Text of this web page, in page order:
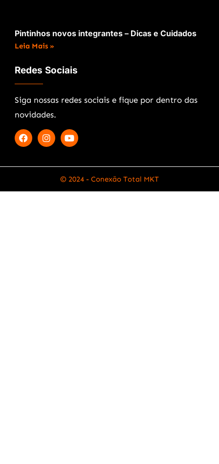
Pintinhos novos integrantes – Dicas e Cuidados
Leia Mais »
Redes Sociais
Siga nossas redes sociais e fique por dentro das
novidades.
© 2024 - Conexão Total MKT